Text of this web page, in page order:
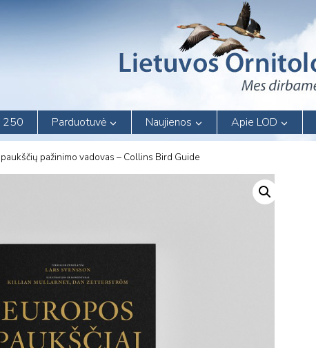
250 Parduotuvė Naujienos Apie LOD
pažinimo vadovas – Collins Bird Guide